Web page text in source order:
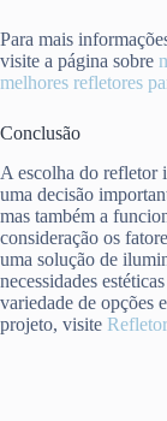
Para mais
visite a página sobre
melhores refletores
Conclusão
A escolha do refletor
uma decisão
mas também a
consideração os
uma solução de
necessidades
variedade de opções
projeto, visite